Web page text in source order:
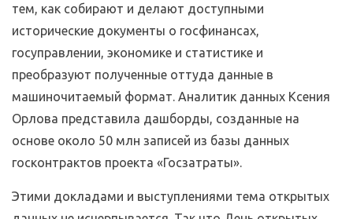
тем, как собирают и делают доступными
исторические документы о госфинансах,
госуправлении, экономике и статистике и
преобразуют полученные оттуда данные в
машиночитаемый формат. Аналитик данных Ксения
Орлова представила дашборды, созданные на
основе около 50 млн записей из базы данных
госконтрактов проекта «Госзатраты».
Этими докладами и выступлениями тема открытых